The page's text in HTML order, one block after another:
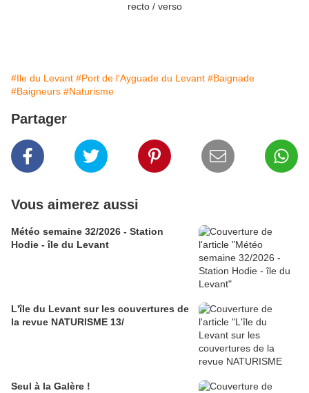
recto / verso
#Ile du Levant #Port de l'Ayguade du Levant #Baignade
#Baigneurs #Naturisme
Partager
Vous aimerez aussi
Météo semaine 32/2026 - Station
Hodie - île du Levant
L'île du Levant sur les couvertures de
la revue NATURISME 13/
Seul à la Galère !